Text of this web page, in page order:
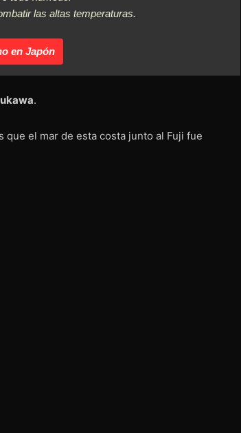
las altas temperaturas.
en Japón
.
que el mar de esta costa junto al Fuji fue